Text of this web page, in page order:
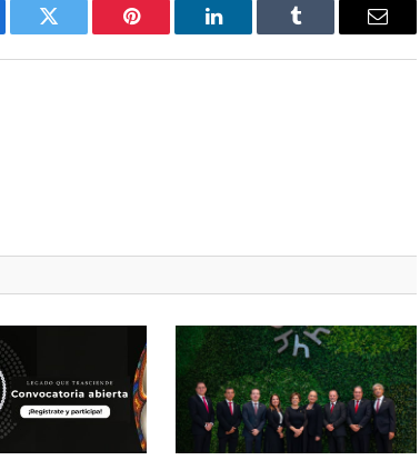
Twitter Pinterest LinkedIn Tumblr Email